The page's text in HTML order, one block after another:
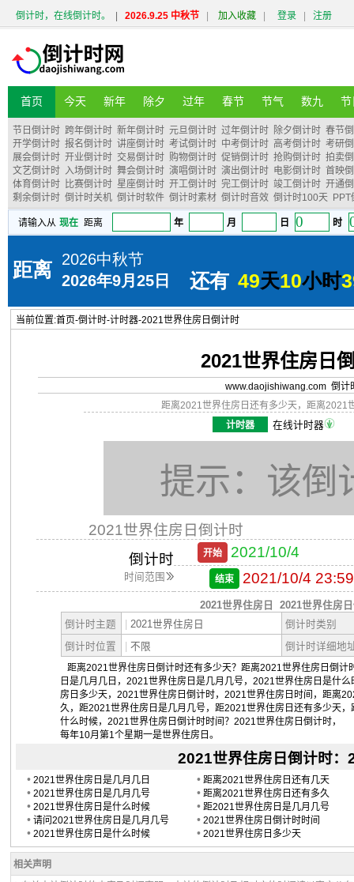
倒计时，在线倒计时。 2026.9.25 中秋节 加入收藏 登录 注册
首页 今天 新年 除夕 过年 春节 节气 数九 节
节日倒计时 跨年倒计时 新年倒计时 元旦倒计时 过年倒计时 除夕倒计时 春节
开学倒计时 报名倒计时 讲座倒计时 考试倒计时 中考倒计时 高考倒计时 考研
展会倒计时 开业倒计时 交易倒计时 购物倒计时 促销倒计时 抢购倒计时 拍卖
文艺倒计时 入场倒计时 舞会倒计时 演唱倒计时 演出倒计时 电影倒计时 首映
体育倒计时 比赛倒计时 星座倒计时 开工倒计时 完工倒计时 竣工倒计时 开通
剩余倒计时 倒计时关机 倒计时软件 倒计时素材 倒计时音效 倒计时100天 PPT
当前位置:首页-倒计时-计时器-2021世界住房日倒计时
2021世界住房日
www.daojishiwang.com 倒计
距离2021世界住房日还有多少天，距离2021
计时器
在线计时器
提示：该倒
2021世界住房日倒计时
倒计时
时间范围
开始 2021/10/4
结束 2021/10/4
2021世界住房日
2021世界住房
倒计时主题
2021世界住房日
倒计时类别
倒计时位置
不限
倒计时详细地
距离2021世界住房日倒计时还有多少天？距离2021世界住房日倒
日是几月几日，2021世界住房日是几月几号，2021世界住房日是什
房日多少天，2021世界住房日倒计时，2021世界住房日时间，距离
久，距2021世界住房日是几月几号，距2021世界住房日还有多少天
什么时候，2021世界住房日倒计时时间？2021世界住房日倒计时，
每年10月第1个星期一是世界住房日。
2021世界住房日倒计时：
• 2021世界住房日是几月几日
• 2021世界住房日是几月几号
• 2021世界住房日是什么时候
• 请问2021世界住房日是几月几号
• 2021世界住房日是什么时候
• 距离2021世界住房日还有几天
• 距离2021世界住房日还有多久
• 距2021世界住房日是几月几号
• 2021世界住房日倒计时时间
• 2021世界住房日多少天
相关声明